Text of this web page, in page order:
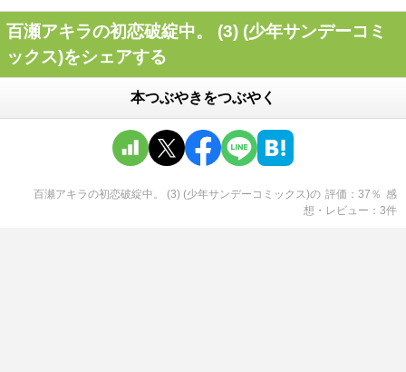
百瀬アキラの初恋破綻中。 (3) (少年サンデーコミ
ックス)をシェアする
本つぶやきをつぶやく
百瀬アキラの初恋破綻中。 (3) (少年サンデーコミックス)の 評価 37 ％ 感
想・レビュー
3件